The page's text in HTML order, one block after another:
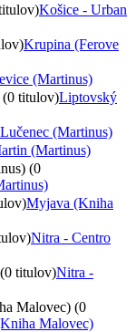
Košice - Urban
Krupina (Ferove
(Martinus)
titulov)Liptovský
Lučenec (Martinus)
(Martinus)
(0
Myjava (Kniha
Nitra - Centro
titulov)Nitra -
Malovec) (0
Malovec)